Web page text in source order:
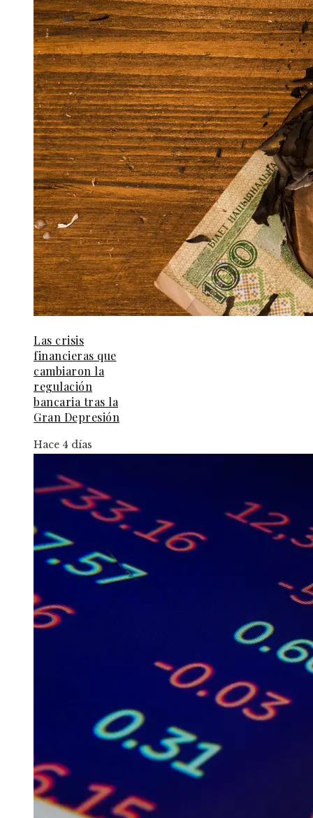
Las crisis
financieras que
cambiaron la
regulación
bancaria tras la
Gran Depresión
Hace 4 días